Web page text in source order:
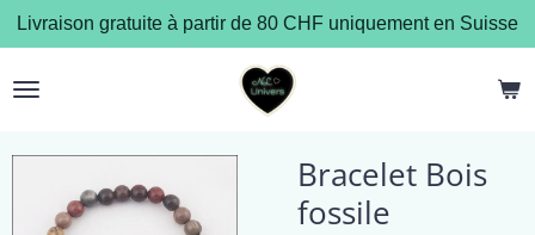
Passer
au
contenu
Livraison gratuite à partir de 80 CHF uniquement en Suisse
Bracelet Bois
fossile